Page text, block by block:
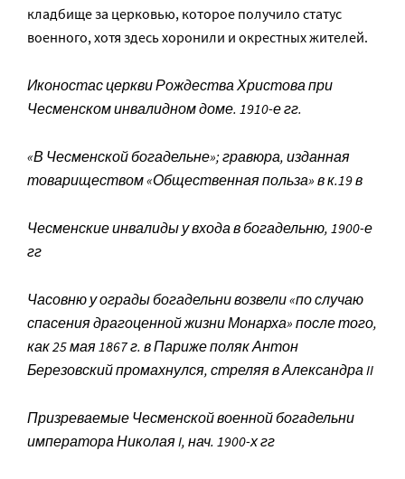
кладбище за церковью, которое получило статус
военного, хотя здесь хоронили и окрестных жителей.
Иконостас церкви Рождества Христова при
Чесменском инвалидном доме. 1910-е гг.
«В Чесменской богадельне»; гравюра, изданная
товариществом «Общественная польза» в к.19 в
Чесменские инвалиды у входа в богадельню, 1900-е
гг
Часовню у ограды богадельни возвели «по случаю
спасения драгоценной жизни Монарха» после того,
как 25 мая 1867 г. в Париже поляк Антон
Березовский промахнулся, стреляя в Александра II
Призреваемые Чесменской военной богадельни
императора Николая I, нач. 1900-х гг